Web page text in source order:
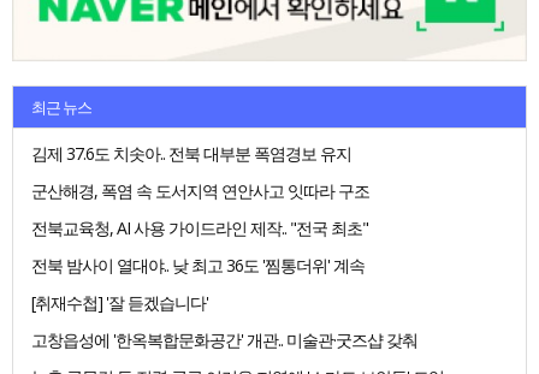
최근 뉴스
김제 37.6도 치솟아.. 전북 대부분 폭염경보 유지
군산해경, 폭염 속 도서지역 연안사고 잇따라 구조
전북교육청, AI 사용 가이드라인 제작.. "전국 최초"
전북 밤사이 열대야.. 낮 최고 36도 '찜통더위' 계속
[취재수첩] '잘 듣겠습니다'
고창읍성에 '한옥복합문화공간' 개관.. 미술관·굿즈샵 갖춰